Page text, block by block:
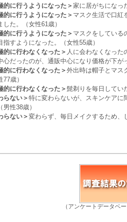
的に行うようになった＞ 家に居がちになっ
的に行うようになった＞ マスク生活で口紅
した。（女性61歳）
的に行うようになった＞ マスクをしている
指すようになった。（女性55歳）
的に行わなくなった＞ 人に会わなくなった
心だったのが、通販中心になり価格が下が
的に行わなくなった＞ 外出時は帽子とマス
77歳）
的に行わなくなった＞ 髭剃りを毎日してい
らない＞特に変わらないが、スキンケアに
男性38歳）
らない＞変わらず、毎日メイクするため、
（アンケートデータベ